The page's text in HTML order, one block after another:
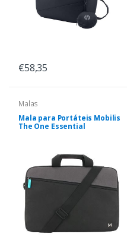
€58,35
Malas
Mala para Portáteis Mobilis
The One Essential